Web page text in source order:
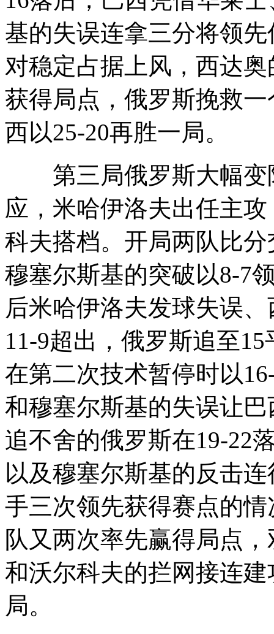
基的失误连拿三分将领
对稳定占据上风，西达
获得局点，俄罗斯挽救
西以25-20再胜一局。
第三局俄罗斯大幅变
应，米哈伊洛夫出任主
科夫搭档。开局两队比
穆塞尔斯基的突破以8-7
后米哈伊洛夫发球失误
11-9超出，俄罗斯追至
在第二次技术暂停时以
和穆塞尔斯基的失误让
追不舍的俄罗斯在19-22
以及穆塞尔斯基的反击
手三次领先获得赛点的
队又两次率先赢得局点
和沃尔科夫的拦网接连
局。